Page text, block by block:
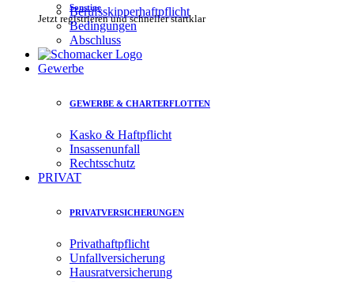
Sonstige
Jetzt registrieren und schneller startklar
Berufsskipperhaftpflicht
Bedingungen
Abschluss
Gewerbe
GEWERBE & CHARTERFLOTTEN
Kasko & Haftpflicht
Insassenunfall
Rechtsschutz
PRIVAT
PRIVATVERSICHERUNGEN
Privathaftpflicht
Unfallversicherung
Hausratversicherung